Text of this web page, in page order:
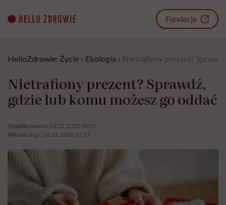
content
Fundacja
HelloZdrowie: Życie › Ekologia › Nietrafiony prezent?
Nietrafiony prezent? Sprawdź,
gdzie lub komu możesz go oddać
Opublikowano: 26.12.2020 10:55
Aktualizacja: 26.12.2020 17:29